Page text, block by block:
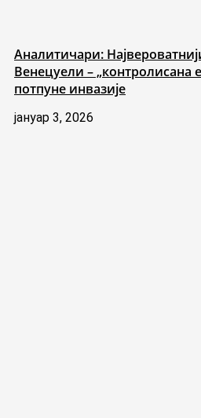
Аналитичари:
Венецуели – „контролисана
потпуне инвазије
јануар 3, 2026